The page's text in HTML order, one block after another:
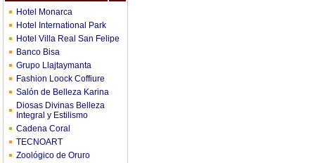
Hotel Monarca
Hotel International Park
Hotel Villa Real San Felipe
Banco Bisa
Grupo Llajtaymanta
Fashion Loock Coffiure
Salón de Belleza Karina
Diosas Divinas Belleza
Integral y Estilismo
Cadena Coral
TECNOART
Zoológico de Oruro